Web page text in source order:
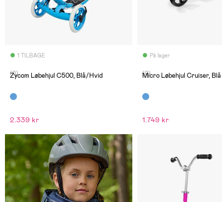
1 TILBAGE
(0)
Zycom Løbehjul C500, Blå/Hvid
2.339 kr
På lager
(0)
Micro Løbehjul Cruiser, Blå
1.749 kr